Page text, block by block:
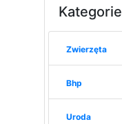
Kategorie
Zwierzęta
Bhp
Uroda